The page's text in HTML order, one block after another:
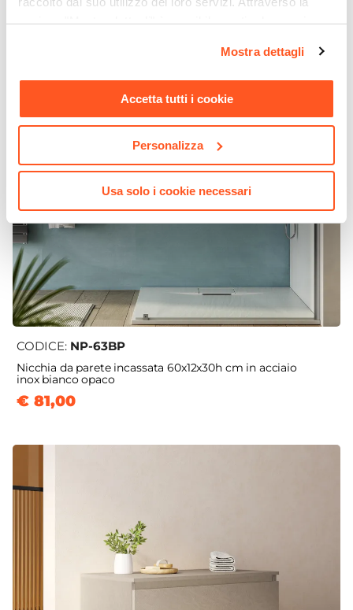
sezione "Mostra dettagli" è possibile gestire le proprie
momento. Per maggiori informazioni si invita a leggere la
nostraCookie Policy.
Mostra dettagli
Accetta tutti i cookie
Personalizza
Usa solo i cookie necessari
CODICE: NP-63BP
Nicchia da parete incassata 60x12x30h cm in acciaio
inox bianco opaco
€ 81,00